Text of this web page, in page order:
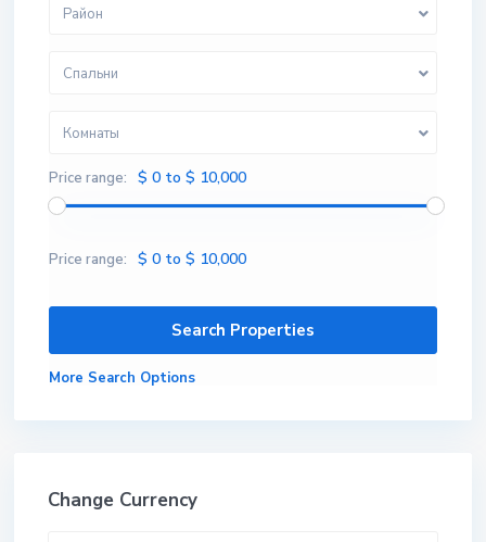
Район
Спальни
Комнаты
Price range: $ 0 to $ 10,000
Price range: $ 0 to $ 10,000
More Search Options
Change Currency